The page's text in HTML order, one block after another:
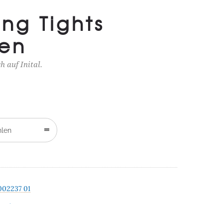
Tights
auf Inital.
01